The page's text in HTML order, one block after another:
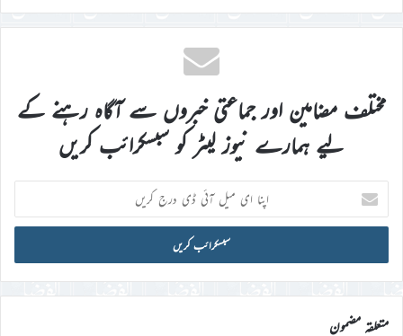
مختلف مضامین اور جماعتی خبروں سے آگاہ رہنے کے
لیے ہمارے نیوز لیٹر کو سبسکرائب کریں
اپنا
ای
میل
ڈی
درج
کریں
متعلقہ مضمون